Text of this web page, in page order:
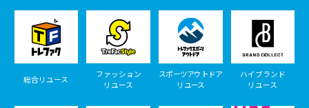
総合リユース
ファッション
リユース
スポーツアウトドア
リユース
ハイブランド
リユース